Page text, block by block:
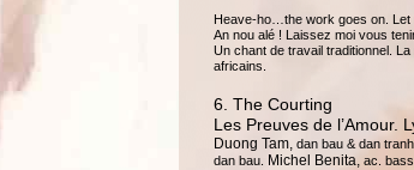
Heave-ho…the work goes on. Let
An nou alé ! Laissez moi vous
Un chant de travail traditionnel.
africains.
6. The Courting
Les Preuves de l’Amour.
Duong Tam, dan bau & dan tranh.
dan bau. Michel Benita, ac. bass.